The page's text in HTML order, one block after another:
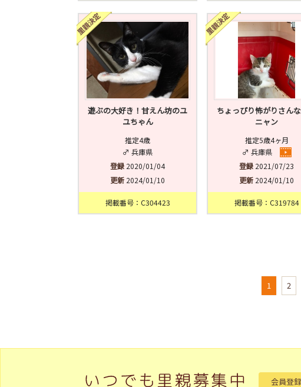
遊ぶの大好き！甘えん坊のユ
ユちゃん
推定4歳
♂ 兵庫県
登録 2020/01/04
更新 2024/01/10
掲載番号：C304423
ちょっぴり怖がりさん
ニャン
推定5歳4ヶ月
♂ 兵庫県
登録 2021/07/23
更新 2024/01/10
掲載番号：C319784
1
2
会員登録